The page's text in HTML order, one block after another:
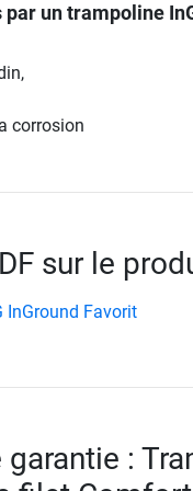
un trampoline
corrosion
sur le
InGround Favorit
: